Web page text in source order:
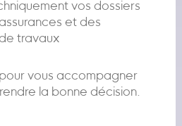
vos dossiers
et des
travaux
vous accompagner
la bonne décision.